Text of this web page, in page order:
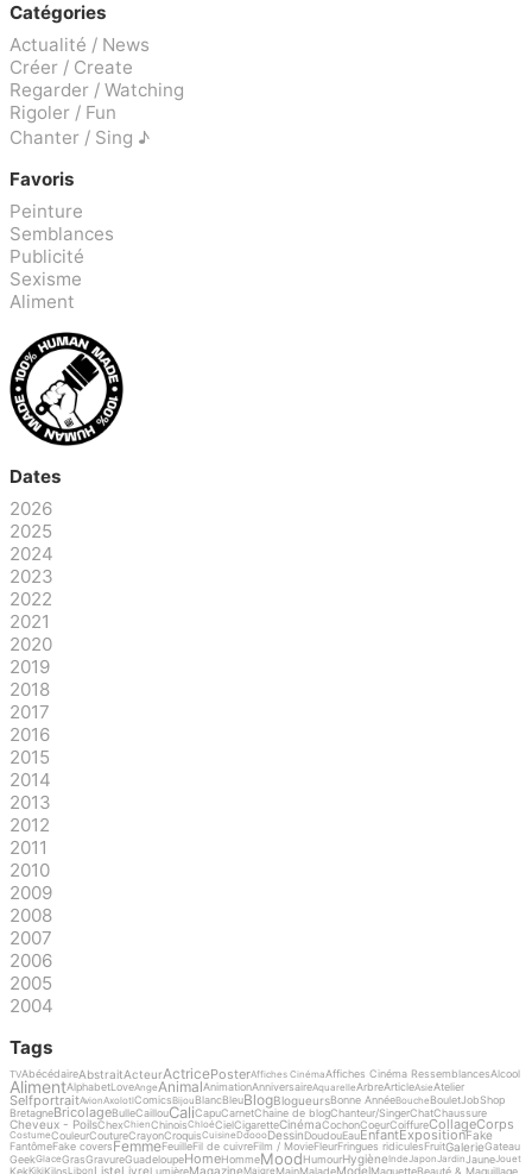
Catégories
Actualité / News
Créer / Create
Regarder / Watching
Rigoler / Fun
Chanter / Sing ♪
Favoris
Peinture
Semblances
Publicité
Sexisme
Aliment
Dates
2026
2025
2024
2023
2022
2021
2020
2019
2018
2017
2016
2015
2014
2013
2012
2011
2010
2009
2008
2007
2006
2005
2004
Tags
TVAbécédaireAbstraitActeurActricePosterAffiches CinémaAffiches Cinéma RessemblancesAlcool
AlimentAlphabetLoveAngeAnimalAnimationAnniversaireAquarelleArbreArticleAsieAtelier
SelfportraitAvionAxolotlComicsBijou BlancBleuBlogBlogueursBonne AnnéeBouche BouletJobShop
BretagneBricolageBulleCaillouCaliCapuCarnetChaine de blogChanteur/SingerChatChaussure
Cheveux - PoilsChexChienChinoisChloéCielCigaretteCinémaCochonCoeurCoiffureCollageCorps
CostumeCouleurCoutureCrayonCroquisCuisineDdoooDessinDoudouEauEnfantExpositionFake
FantômeFake coversFemmeFeuilleFil de cuivreFilm / MovieFleurFringues ridiculesFruitGalerieGateau
GeekGlaceGrasGravureGuadeloupeHomeHommeMoodHumourHygièneIndeJaponJardinJauneJouet
KekKikiKilosLibon ListeLivreLumièreMagazineMaigre MainMaladeModelMaquetteBeauté & Maquillage